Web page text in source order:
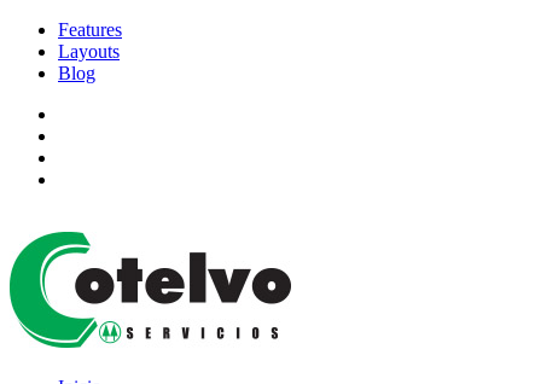
Features
Layouts
Blog